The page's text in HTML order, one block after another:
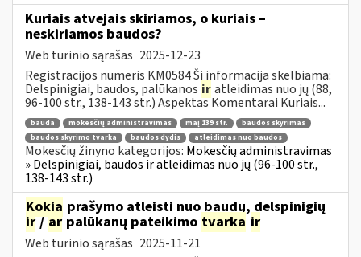
Kuriais atvejais skiriamos, o kuriais –
neskiriamos baudos?
Web turinio sąrašas 2025-12-23
Registracijos numeris KM0584 Ši informacija skelbiama:
Delspinigiai, baudos, palūkanos iratleidimas nuo jų (88,
96-100 str., 138-143 str.) Aspektas Komentarai Kuriais...
bauda mokesčių administravimas maį 139 str.
baudos skyrimas
baudos skyrimo tvarka
baudos dydis atleidimas nuo baudos
Mokesčių žinyno kategorijos: Mokesčių administravimas
» Delspinigiai, baudos ir atleidimas nuo jų (96-100 str.,
138-143 str.)
Kokia prašymo atleisti nuo baudų, delspinigių
ir/ar palūkanų pateikimo tvarka ir
Web turinio sąrašas 2025-11-21